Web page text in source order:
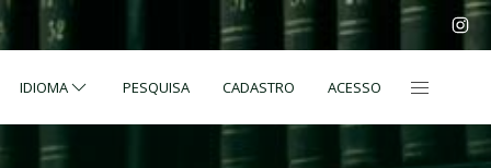
IDIOMA PESQUISA CADASTRO ACESSO